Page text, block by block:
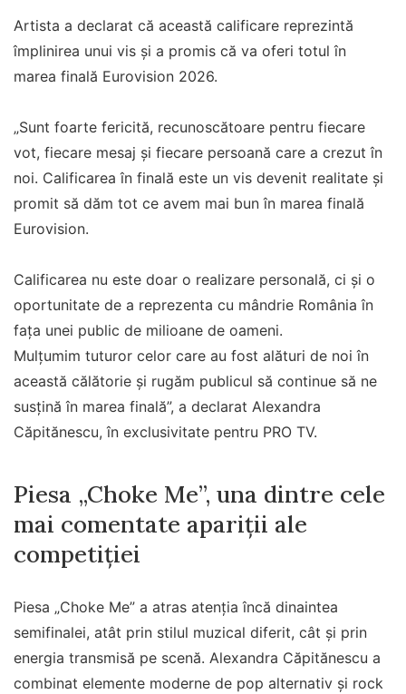
Artista a declarat că această calificare reprezintă
împlinirea unui vis și a promis că va oferi totul în
marea finală Eurovision 2026.
„Sunt foarte fericită, recunoscătoare pentru fiecare
vot, fiecare mesaj și fiecare persoană care a crezut în
noi. Calificarea în finală este un vis devenit realitate și
promit să dăm tot ce avem mai bun în marea finală
Eurovision.
Calificarea nu este doar o realizare personală, ci și o
oportunitate de a reprezenta cu mândrie România în
fața unei public de milioane de oameni.
Mulțumim tuturor celor care au fost alături de noi în
această călătorie și rugăm publicul să continue să ne
susțină în marea finală”, a declarat Alexandra
Căpitănescu, în exclusivitate pentru PRO TV.
Piesa „Choke Me”, una dintre cele
mai comentate apariții ale
competiției
Piesa „Choke Me” a atras atenția încă dinaintea
semifinalei, atât prin stilul muzical diferit, cât și prin
energia transmisă pe scenă. Alexandra Căpitănescu a
combinat elemente moderne de pop alternativ și rock